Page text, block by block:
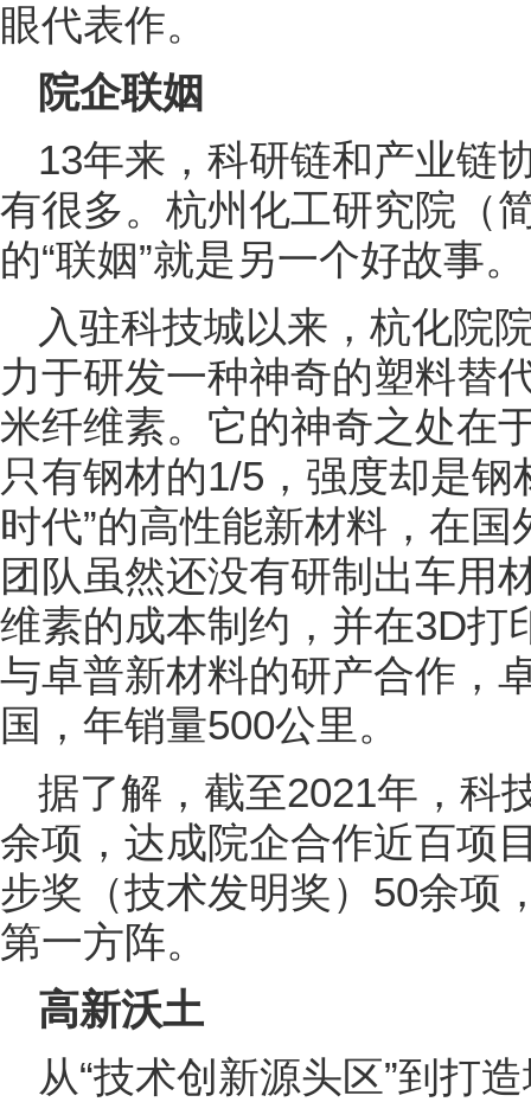
眼代表作。
院企联姻
13年来，科研链和产业链
有很多。杭州化工研究院（
的“联姻”就是另一个好故事。
入驻科技城以来，杭化院
力于研发一种神奇的塑料
米纤维素。它的神奇之处在
只有钢材的1/5，强度却是
时代”的高性能新材料，在
团队虽然还没有研制出车用
维素的成本制约，并在3D打
与卓普新材料的研产合作，
国，年销量500公里。
据了解，截至2021年，科
余项，达成院企合作近百项
步奖（技术发明奖）50余项
第一方阵。
高新沃土
从“技术创新源头区”到打